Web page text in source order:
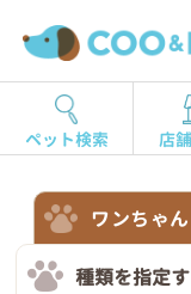
ペット検索 店
ワンちゃん
種類を指定